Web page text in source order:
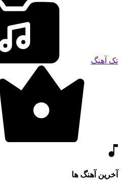
تک آهنگ
آخرین آهنگ ها